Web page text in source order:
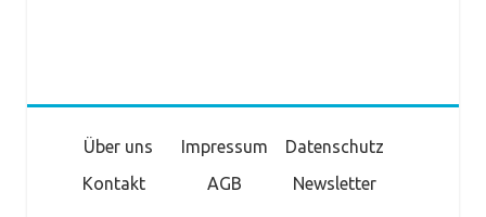
Über uns Impressum
Datenschutz
Kontakt
AGB Newsletter